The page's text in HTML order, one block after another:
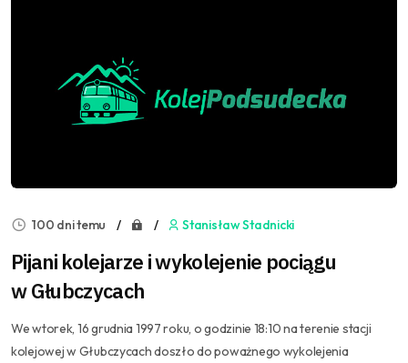
100 dni temu Stanisław Stadnicki
Pijani kolejarze i wykolejenie pociągu
w Głubczycach
We wtorek, 16 grudnia 1997 roku, o godzinie 18:10 na terenie stacji
kolejowej w Głubczycach doszło do poważnego wykolejenia